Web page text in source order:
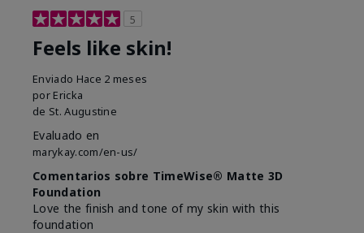
5
Feels like skin!
Enviado Hace 2 meses
por Ericka
de St. Augustine
Evaluado en
marykay.com/en-us/
Comentarios sobre TimeWise® Matte 3D
Foundation
Love the finish and tone of my skin with this
foundation